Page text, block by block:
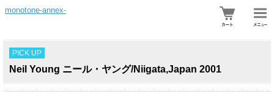
monotone-annex-
PICK UP
Neil Young ニール・ヤング/Niigata,Japan 2001